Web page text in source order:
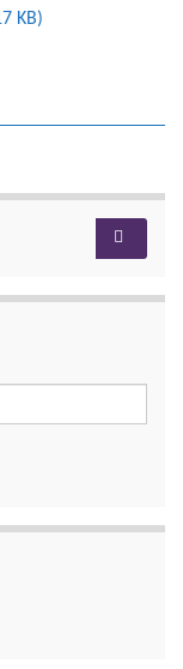
KB)